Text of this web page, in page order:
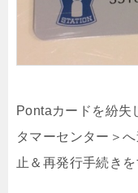
Pontaカードを紛失
タマーセンター＞
止＆再発行手続き